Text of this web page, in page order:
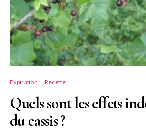
Expiration Recette
Quels sont les effets
du cassis ?